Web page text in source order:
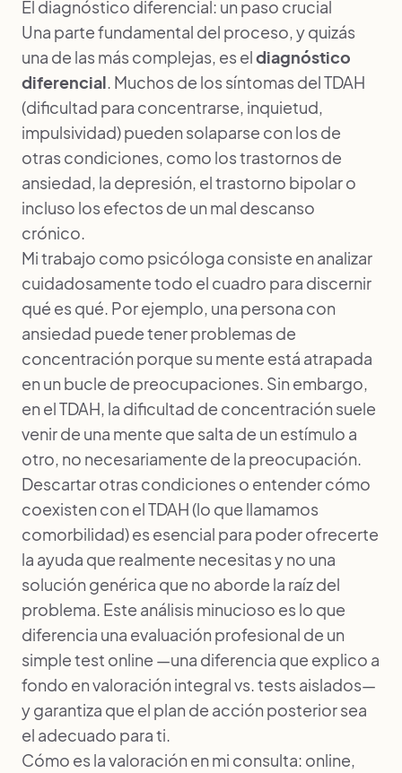
El diagnóstico diferencial: un paso crucial
Una parte fundamental del proceso, y quizás
una de las más complejas, es eldiagnóstico
diferencial . Muchos de los síntomas del TDAH
(dificultad para concentrarse, inquietud,
impulsividad) pueden solaparse con los de
otras condiciones, como los trastornos de
ansiedad, la depresión, el trastorno bipolar o
incluso los efectos de un mal descanso
crónico.
Mi trabajo como psicóloga consiste en analizar
cuidadosamente todo el cuadro para discernir
qué es qué. Por ejemplo, una persona con
ansiedad puede tener problemas de
concentración porque su mente está atrapada
en un bucle de preocupaciones. Sin embargo,
en el TDAH, la dificultad de concentración suele
venir de una mente que salta de un estímulo a
otro, no necesariamente de la preocupación.
Descartar otras condiciones o entender cómo
coexisten con el TDAH (lo que llamamos
comorbilidad) es esencial para poder ofrecerte
la ayuda que realmente necesitas y no una
solución genérica que no aborde la raíz del
problema. Este análisis minucioso es lo que
diferencia una evaluación profesional de un
simple test online —una diferencia que explico a
fondo envaloración integral vs. tests aislados—
y garantiza que el plan de acción posterior sea
el adecuado para ti.
Cómo es la valoración en mi consulta: online,